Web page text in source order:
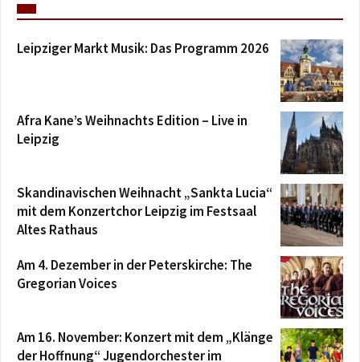
Leipziger Markt Musik: Das Programm 2026
Afra Kane’s Weihnachts Edition – Live in
Leipzig
Skandinavischen Weihnacht „Sankta Lucia“
mit dem Konzertchor Leipzig im Festsaal
Altes Rathaus
Am 4. Dezember in der Peterskirche: The
Gregorian Voices
Am 16. November: Konzert mit dem „Klänge
der Hoffnung“ Jugendorchester im